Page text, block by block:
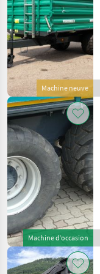
Machine neuve
Machine d’occasion